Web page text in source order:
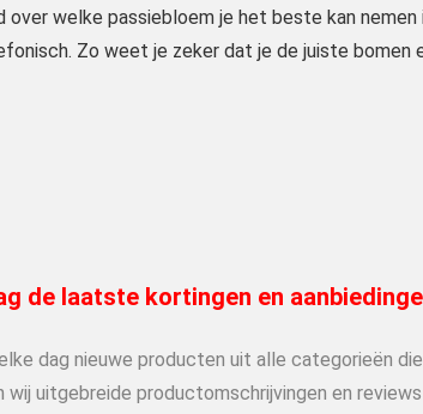
over welke passiebloem je het beste kan
Zo weet je zeker dat je de juiste bomen
de laatste kortingen en
dag nieuwe producten uit alle categorieën
wij uitgebreide productomschrijvingen en